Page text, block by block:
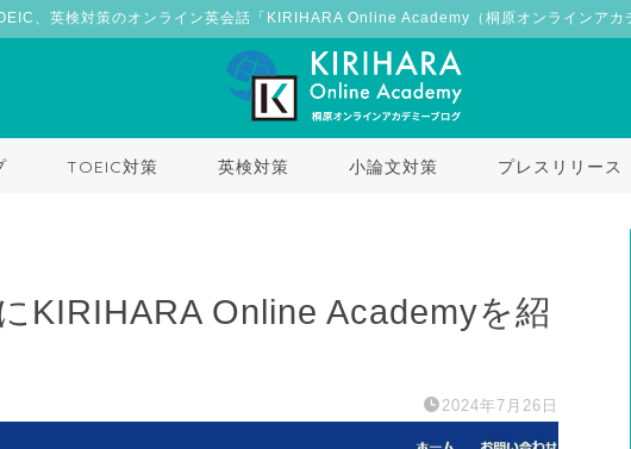
、英検対策のオンライン英会話「KIRIHARA Online Academy（桐原オンラインアカ
TOEIC対策 英検対策 小論文対策 プレスリリース
KIRIHARA Online Academyを紹
2024年7月26日